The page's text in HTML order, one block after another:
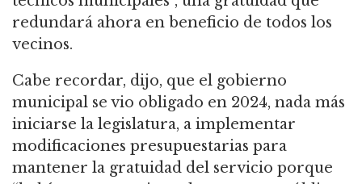
redundará ahora en beneficio de todos los
vecinos.
Cabe recordar, dijo, que el gobierno
municipal se vio obligado en 2024, nada más
iniciarse la legislatura, a implementar
modificaciones presupuestarias para
mantener la gratuidad del servicio porque